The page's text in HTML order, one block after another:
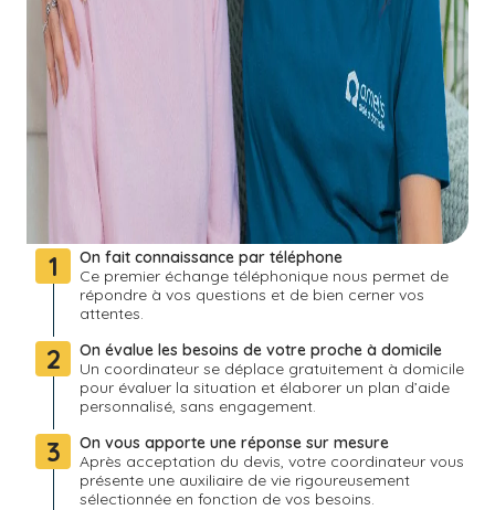
1
On fait connaissance par téléphone
Ce premier échange téléphonique nous permet de
répondre à vos questions et de bien cerner vos
attentes.
2
On évalue les besoins de votre proche à domicile
Un coordinateur se déplace gratuitement à domicile
pour évaluer la situation et élaborer un plan d’aide
personnalisé, sans engagement.
3
On vous apporte une réponse sur mesure
Après acceptation du devis, votre coordinateur vous
présente une auxiliaire de vie rigoureusement
sélectionnée en fonction de vos besoins.